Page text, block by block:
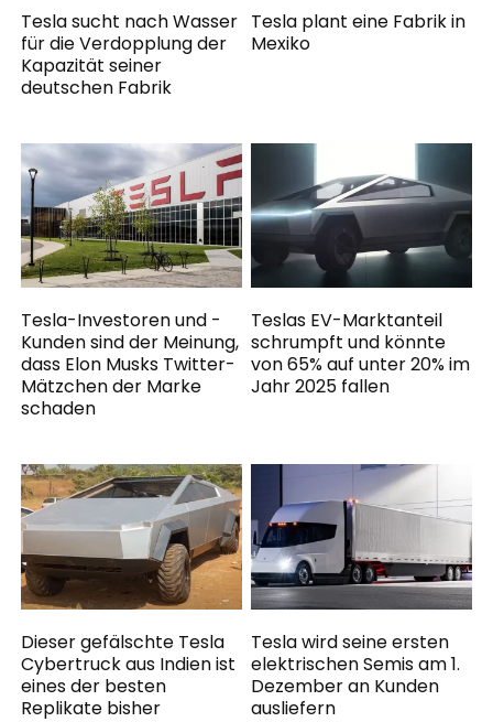
Tesla sucht nach Wasser
für die Verdopplung der
Kapazität seiner
deutschen Fabrik
Tesla plant eine Fabrik in
Mexiko
Tesla-Investoren und -
Kunden sind der Meinung,
dass Elon Musks Twitter-
Mätzchen der Marke
schaden
Teslas EV-Marktanteil
schrumpft und könnte
von 65% auf unter 20% im
Jahr 2025 fallen
Dieser gefälschte Tesla
Cybertruck aus Indien ist
eines der besten
Replikate bisher
Tesla wird seine ersten
elektrischen Semis am 1.
Dezember an Kunden
ausliefern